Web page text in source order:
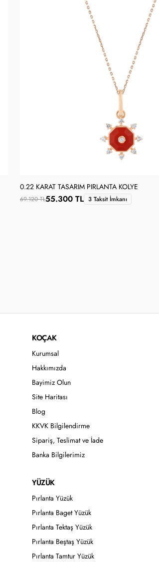
0.22 KARAT TASARIM PIRLANTA KOLYE
69.120 TL55.300 TL 3 Taksit İmkanı
KOÇAK
Kurumsal
Hakkımızda
Bayimiz Olun
Site Haritası
Blog
KKVK Bilgilendirme
Sipariş, Teslimat ve İade
Banka Bilgilerimiz
YÜZÜK
Pırlanta Yüzük
Pırlanta Baget Yüzük
Pırlanta Tektaş Yüzük
Pırlanta Beştaş Yüzük
Pırlanta Tamtur Yüzük